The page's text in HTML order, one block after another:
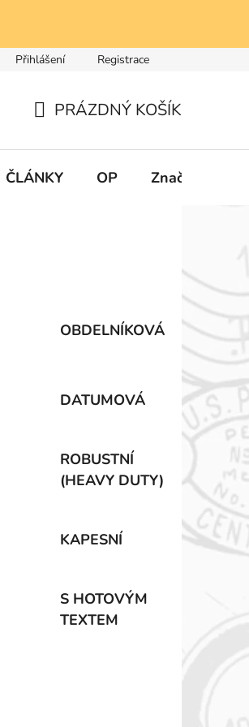
Přihlášení Registrace
KOŠÍK
PRÁZDNÝ KOŠÍK
ČLÁNKY OP Značky
OBDELNÍKOVÁ
DATUMOVÁ
ROBUSTNÍ
(HEAVY DUTY)
KAPESNÍ
S HOTOVÝM
TEXTEM